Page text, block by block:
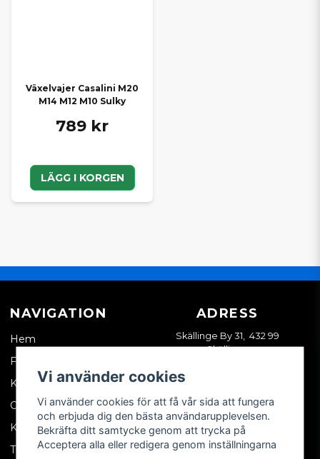
Växelvajer Casalini M20
M14 M12 M10 Sulky
789 kr
LÄGG I KORGEN
NAVIGATION
Hem
Företagskund
Kontakta oss
Om oss
Köpvillkor
Tips & trix
ADRESS
Skällinge By 31, 432 99
Skällinge
Vi använder cookies
Vi använder cookies för att få vår sida att fungera
och erbjuda dig den bästa användarupplevelsen.
Bekräfta ditt samtycke genom att trycka på
Acceptera alla eller redigera genom inställningarna